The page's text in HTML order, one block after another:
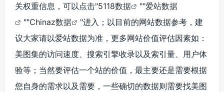
关权重信息，可以点击"5118数据 ""爱站数据
""Chinaz数据
"进入；以目前的网站数据参考，建
议大家请以爱站数据为准，更多网站价值评估因素如：
美图集的访问速度、搜索引擎收录以及索引量、用户体
验等；当然要评估一个站的价值，最主要还是需要根据
您自身的需求以及需要，一些确切的数据则需要找美图